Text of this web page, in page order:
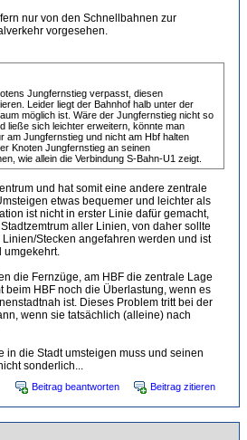
nur von den Schnellbahnen zur
vorgesehen.
Jungfernstieg verpasst, diesen
Leider liegt der Bahnhof halb unter der
möglich ist. Wäre der Jungfernstieg nicht so
ließe sich leichter erweitern, könnte man
am Jungfernstieg und nicht am Hbf halten
Knoten Jungfernstieg an seinen
wie allein die Verbindung S-Bahn-U1 zeigt.
und hat somit eine andere zentrale
etwas bequemer und leichter als
ist nicht in erster Linie dafür gemacht,
aller Linien, von daher sollte
Stecken angefahren werden und ist
umgekehrt.
die Fernzüge, am HBF die zentrale Lage
beim HBF noch die Überlastung, wenn es
ist. Dieses Problem tritt bei der
wenn sie tatsächlich (alleine) nach
in die Stadt umsteigen muss und seinen
sonderlich...
Beitrag beantworten Beitrag zitieren